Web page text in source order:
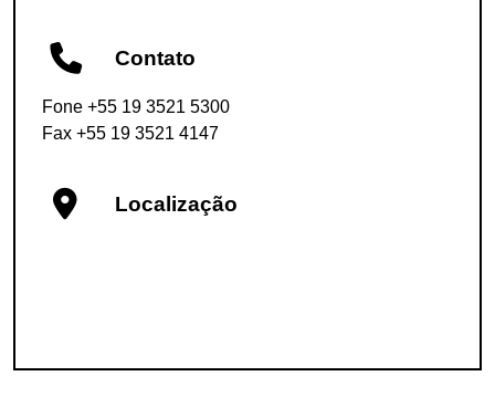
Contato
Fone +55 19 3521 5300
Fax +55 19 3521 4147
Localização